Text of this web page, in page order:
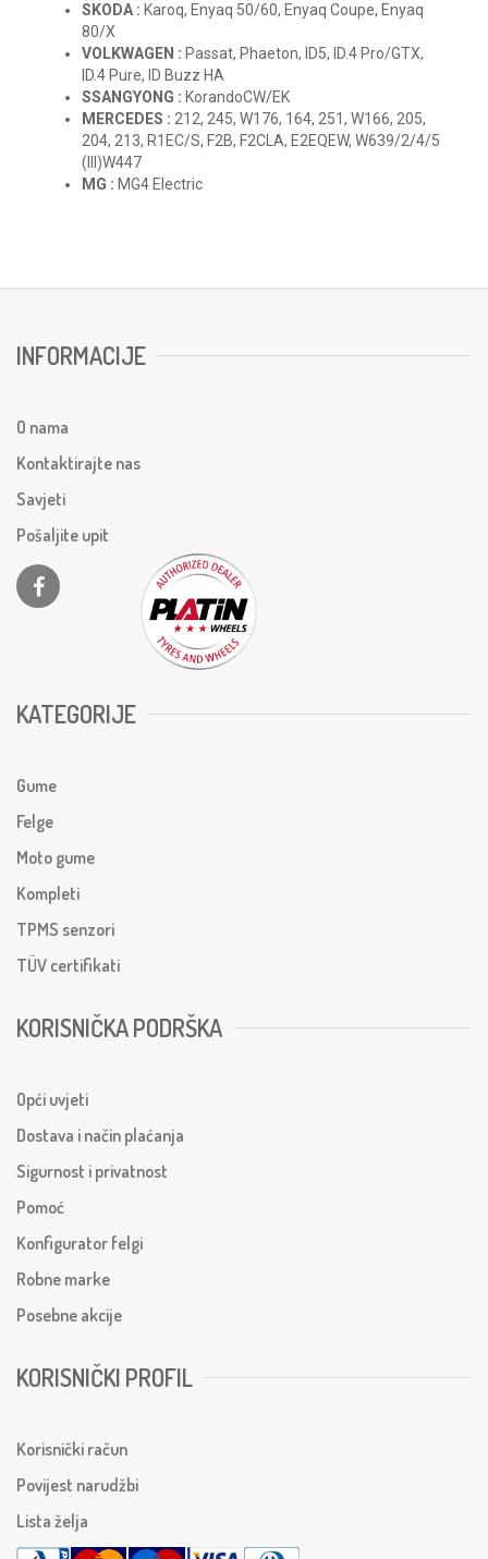
SKODA : Karoq, Enyaq 50/60, Enyaq Coupe, Enyaq
80/X
VOLKWAGEN : Passat, Phaeton, ID5, ID.4 Pro/GTX,
ID.4 Pure, ID Buzz HA
SSANGYONG : KorandoCW/EK
MERCEDES : 212, 245, W176, 164, 251, W166, 205,
204, 213, R1EC/S, F2B, F2CLA, E2EQEW, W639/2/4/5
(III)W447
MG : MG4 Electric
INFORMACIJE
O nama
Kontaktirajte nas
Savjeti
Pošaljite upit
KATEGORIJE
Gume
Felge
Moto gume
Kompleti
TPMS senzori
TÜV certifikati
KORISNIČKA PODRŠKA
Opći uvjeti
Dostava i način plaćanja
Sigurnost i privatnost
Pomoć
Konfigurator felgi
Robne marke
Posebne akcije
KORISNIČKI PROFIL
Korisnički račun
Povijest narudžbi
Lista želja